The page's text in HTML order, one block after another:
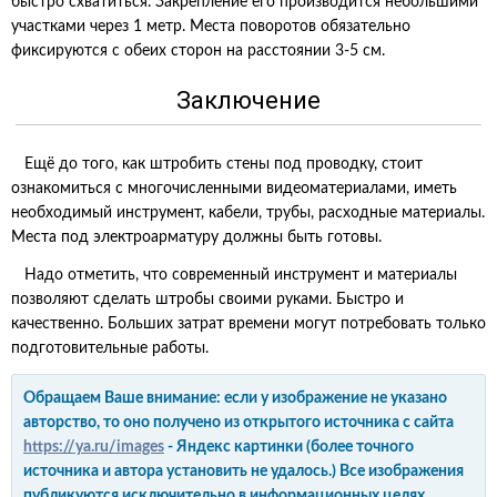
участками через 1 метр. Места поворотов обязательно
фиксируются с обеих сторон на расстоянии 3-5 см.
Заключение
Ещё до того, как штробить стены под проводку, стоит
ознакомиться с многочисленными видеоматериалами, иметь
необходимый инструмент, кабели, трубы, расходные материалы.
Места под электроарматуру должны быть готовы.
Надо отметить, что современный инструмент и материалы
позволяют сделать штробы своими руками. Быстро и
качественно. Больших затрат времени могут потребовать только
подготовительные работы.
Обращаем Ваше внимание: если у изображение не указано
авторство, то оно получено из открытого источника с сайта
https://ya.ru/images - Яндекс картинки (более точного
источника и автора установить не удалось.) Все изображения